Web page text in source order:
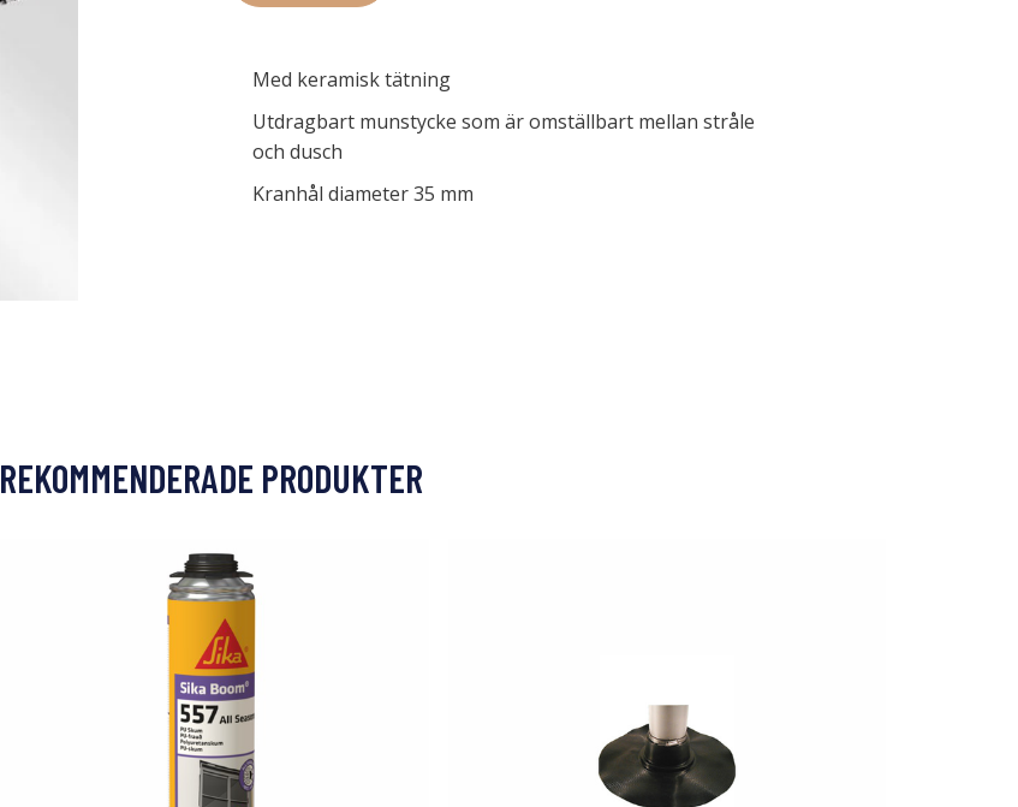
Med keramisk tätning
Utdragbart munstycke som är omställbart mellan stråle
och dusch
Kranhål diameter 35 mm
REKOMMENDERADE PRODUKTER